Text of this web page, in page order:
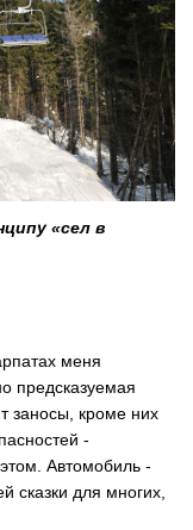
«сел в
меня
предсказуемая
заносы, кроме них
-
Автомобиль -
сказки для многих,